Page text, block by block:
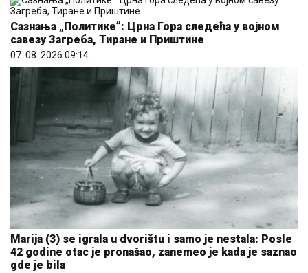
Сазнања „Политике”: Црна Гора следећа у војном
савезу Загреба, Тиране и Приштине
07. 08. 2026 09:14
Marija (3) se igrala u dvorištu i samo je nestala: Posle
42 godine otac je pronašao, zanemeo je kada je saznao
gde je bila